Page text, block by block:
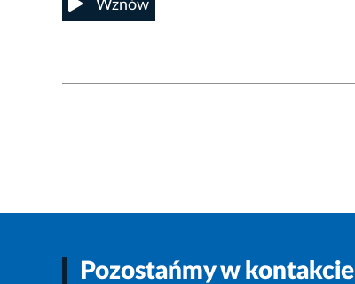
Wznów
Pozostańmy w kontakcie